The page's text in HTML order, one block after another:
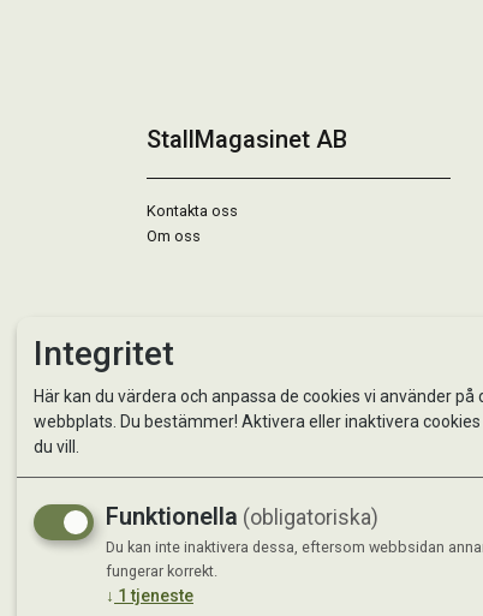
StallMagasinet AB
Kontakta oss
Om oss
Integritet
Här kan du värdera och anpassa de cookies vi använder på
webbplats. Du bestämmer! Aktivera eller inaktivera
du vill.
Funktionella (obligatoriska)
Du kan inte inaktivera dessa, eftersom webbsidan
fungerar korrekt.
↓ 1 tjeneste